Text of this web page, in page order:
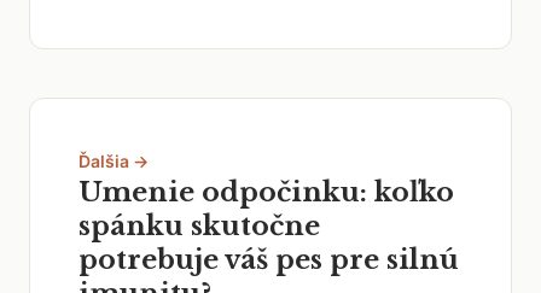
Ďalšia →
Umenie odpočinku: koľko
spánku skutočne
potrebuje váš pes pre silnú